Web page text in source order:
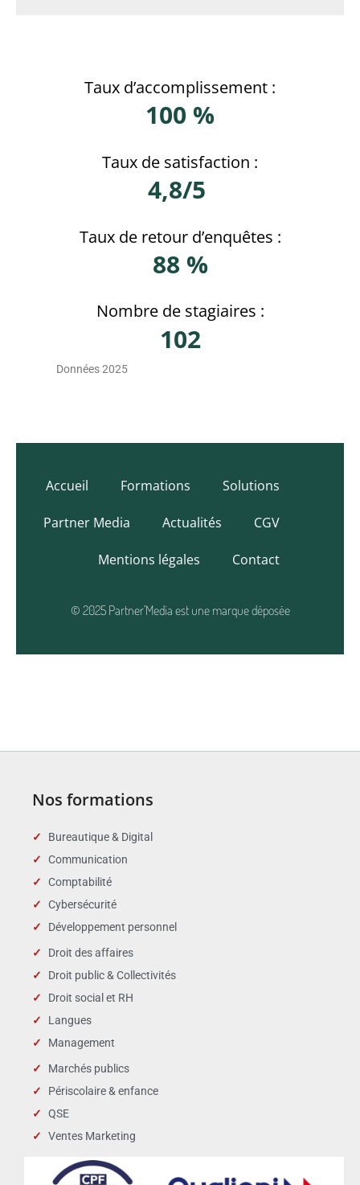
Nombre de stagiaires :
102
Taux de retour d’enquêtes :
88 %
Taux de satisfaction :
4,8/5
Taux d’accomplissement :
100 %
Données 2025
© 2025 Partner’Media est une marque déposée
Accueil Formations Solutions
Partner Media Actualités CGV
Mentions légales Contact
Nos formations
Bureautique & Digital
Communication
Comptabilité
Cybersécurité
Développement personnel
Droit des affaires
Droit public & Collectivités
Droit social et RH
Langues
Management
Marchés publics
Périscolaire & enfance
QSE
Ventes Marketing